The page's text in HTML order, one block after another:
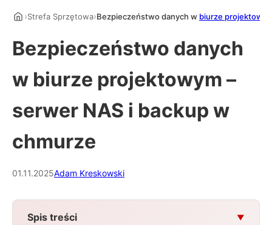
›Strefa Sprzętowa›Bezpieczeństwo danych w biurze
Bezpieczeństwo danych
w biurze projektowym –
serwer NAS i backup w
chmurze
01.11.2025Adam Kreskowski
Spis treści